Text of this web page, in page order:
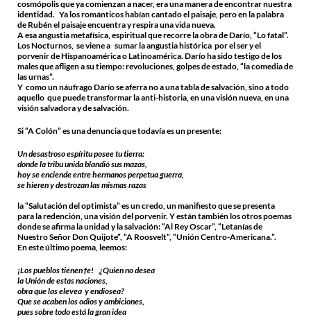
cosmópolis que ya comienzan a nacer, era una manera de encontrar nuestra
identidad. Ya los románticos habían cantado el paisaje, pero en la palabra
de Rubén el paisaje encuentra y respira una vida nueva.
A esa angustia metafísica, espiritual que recorre la obra de Darío, “Lo fatal”.
Los Nocturnos, se viene a sumar la angustia histórica por el ser y el
porvenir de Hispanoamérica o Latinoamérica. Darío ha sido testigo de los
males que afligen a su tiempo: revoluciones, golpes de estado, “la comedia de
las urnas”.
Y como un náufrago Darío se aferra no a una tabla de salvación, sino a todo
aquello que puede transformar la anti-historia, en una visión nueva, en una
visión salvadora y de salvación.
Si “A Colón” es una denuncia que todavía es un presente:
Un desastroso espíritu posee tu tierra:
donde la tribu unida blandió sus mazas,
hoy se enciende entre hermanos perpetua guerra,
se hieren y destrozan las mismas razas
la “Salutación del optimista” es un credo, un manifiesto que se presenta
para la redención, una visión del porvenir. Y están también los otros poemas
donde se afirma la unidad y la salvación: “Al Rey Oscar”, “Letanías de
Nuestro Señor Don Quijote”, “A Roosvelt”, “Unión Centro-Americana.”.
En este último poema, leemos:
¡Los pueblos tienen fe! ¿Quien no desea
la Unión de estas naciones,
obra que las elevea y endiosea?
Que se acaben los odios y ambiciones,
pues sobre todo está la gran idea